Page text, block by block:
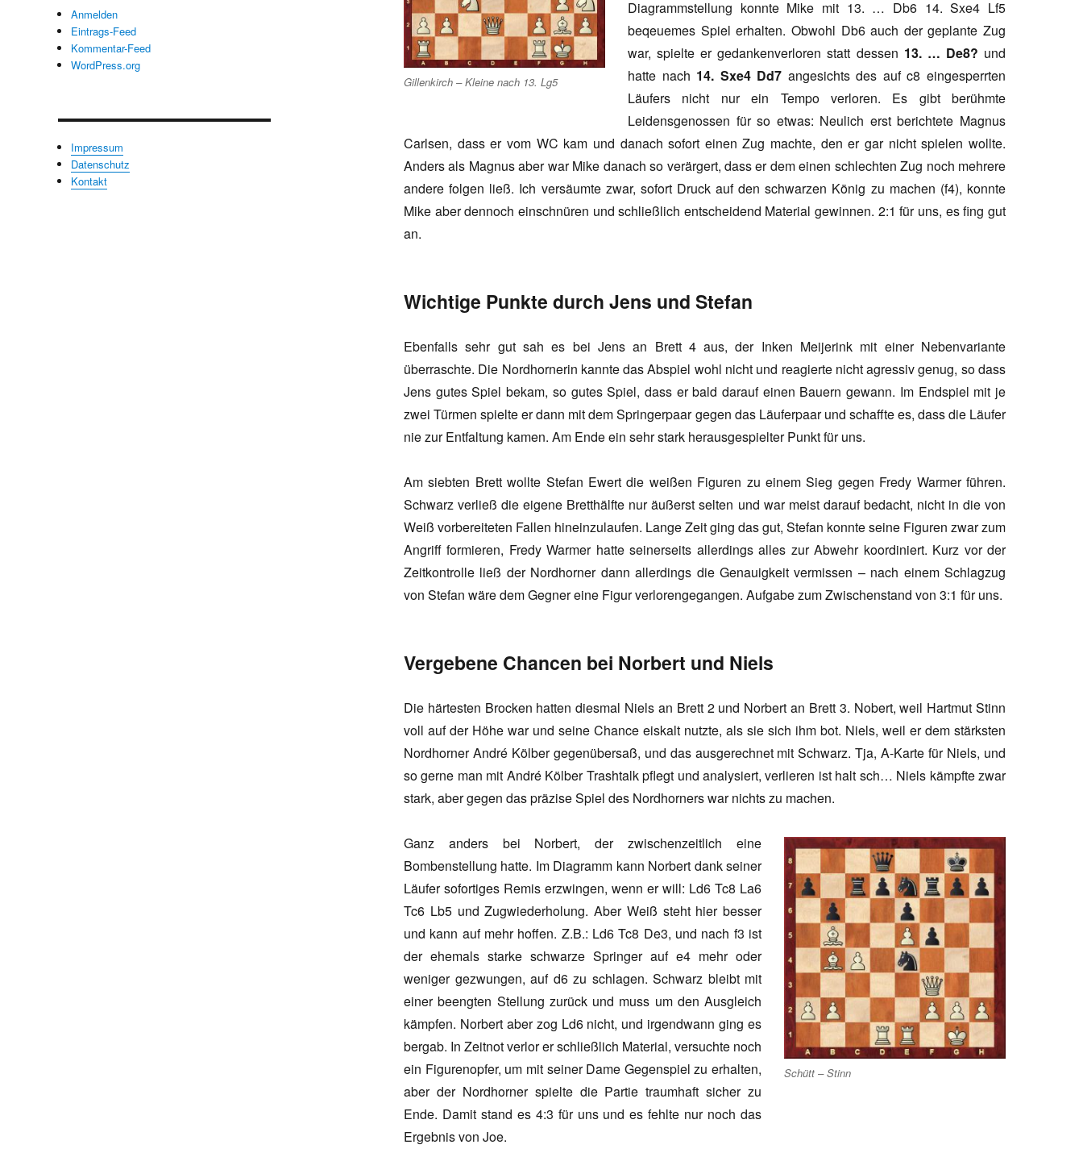
Gillenkirch – Kleine nach 13. Lg5
Diagrammstellung konnte Mike mit 13. … Db6 14. Sxe4 Lf5
beqeuemes Spiel erhalten. Obwohl Db6 auch der geplante Zug
war, spielte er gedankenverloren statt dessen 13. … De8? und
hatte nach 14. Sxe4 Dd7 angesichts des auf c8 eingesperrten
Läufers nicht nur ein Tempo verloren. Es gibt berühmte
Leidensgenossen für so etwas: Neulich erst berichtete Magnus
Carlsen, dass er vom WC kam und danach sofort einen Zug machte, den er gar nicht spielen wollte.
Anders als Magnus aber war Mike danach so verärgert, dass er dem einen schlechten Zug noch mehrere
andere folgen ließ. Ich versäumte zwar, sofort Druck auf den schwarzen König zu machen (f4), konnte
Mike aber dennoch einschnüren und schließlich entscheidend Material gewinnen. 2:1 für uns, es fing gut
an.
Wichtige Punkte durch Jens und Stefan
Ebenfalls sehr gut sah es bei Jens an Brett 4 aus, der Inken Meijerink mit einer Nebenvariante
überraschte. Die Nordhornerin kannte das Abspiel wohl nicht und reagierte nicht agressiv genug, so dass
Jens gutes Spiel bekam, so gutes Spiel, dass er bald darauf einen Bauern gewann. Im Endspiel mit je
zwei Türmen spielte er dann mit dem Springerpaar gegen das Läuferpaar und schaffte es, dass die Läufer
nie zur Entfaltung kamen. Am Ende ein sehr stark herausgespielter Punkt für uns.
Am siebten Brett wollte Stefan Ewert die weißen Figuren zu einem Sieg gegen Fredy Warmer führen.
Schwarz verließ die eigene Bretthälfte nur äußerst selten und war meist darauf bedacht, nicht in die von
Weiß vorbereiteten Fallen hineinzulaufen. Lange Zeit ging das gut, Stefan konnte seine Figuren zwar zum
Angriff formieren, Fredy Warmer hatte seinerseits allerdings alles zur Abwehr koordiniert. Kurz vor der
Zeitkontrolle ließ der Nordhorner dann allerdings die Genauigkeit vermissen – nach einem Schlagzug
von Stefan wäre dem Gegner eine Figur verlorengegangen. Aufgabe zum Zwischenstand von 3:1 für uns.
Vergebene Chancen bei Norbert und Niels
Die härtesten Brocken hatten diesmal Niels an Brett 2 und Norbert an Brett 3. Nobert, weil Hartmut Stinn
voll auf der Höhe war und seine Chance eiskalt nutzte, als sie sich ihm bot. Niels, weil er dem stärksten
Nordhorner André Kölber gegenübersaß, und das ausgerechnet mit Schwarz. Tja, A-Karte für Niels, und
so gerne man mit André Kölber Trashtalk pflegt und analysiert, verlieren ist halt sch… Niels kämpfte zwar
stark, aber gegen das präzise Spiel des Nordhorners war nichts zu machen.
Schütt – Stinn
Ganz anders bei Norbert, der zwischenzeitlich eine
Bombenstellung hatte. Im Diagramm kann Norbert dank seiner
Läufer sofortiges Remis erzwingen, wenn er will: Ld6 Tc8 La6
Tc6 Lb5 und Zugwiederholung. Aber Weiß steht hier besser
und kann auf mehr hoffen. Z.B.: Ld6 Tc8 De3, und nach f3 ist
der ehemals starke schwarze Springer auf e4 mehr oder
weniger gezwungen, auf d6 zu schlagen. Schwarz bleibt mit
einer beengten Stellung zurück und muss um den Ausgleich
kämpfen. Norbert aber zog Ld6 nicht, und irgendwann ging es
bergab. In Zeitnot verlor er schließlich Material, versuchte noch
ein Figurenopfer, um mit seiner Dame Gegenspiel zu erhalten,
aber der Nordhorner spielte die Partie traumhaft sicher zu
Ende. Damit stand es 4:3 für uns und es fehlte nur noch das
Ergebnis von Joe.
Anmelden
Eintrags-Feed
Kommentar-Feed
WordPress.org
Impressum
Datenschutz
Kontakt